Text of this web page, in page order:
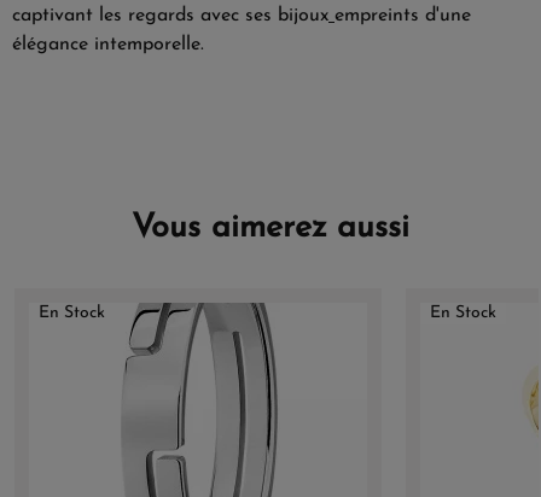
captivant les regards avec ses bijoux empreints d'une
élégance intemporelle.
Vous aimerez aussi
En Stock En Stock